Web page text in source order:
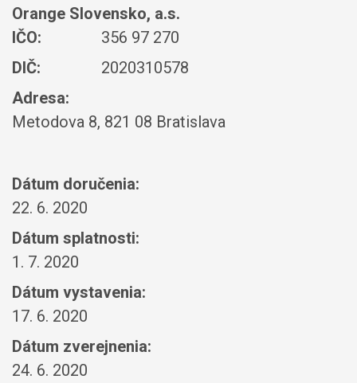
Orange Slovensko, a.s.
IČO:
356 97 270
DIČ:
2020310578
Adresa:
Metodova 8, 821 08 Bratislava
Dátum doručenia:
22. 6. 2020
Dátum splatnosti:
1. 7. 2020
Dátum vystavenia:
17. 6. 2020
Dátum zverejnenia:
24. 6. 2020